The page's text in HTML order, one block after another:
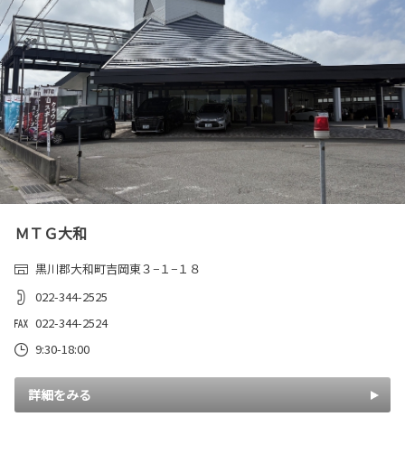
ＭＴＧ大和
黒川郡大和町吉岡東３−１−１８
022-344-2525
022-344-2524
9:30-18:00
詳細をみる